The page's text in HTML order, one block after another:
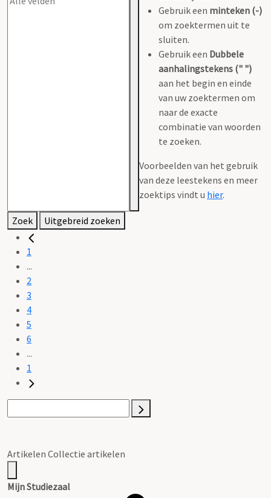
Gebruik een minteken (-)
om zoektermen uit te
sluiten.
Gebruik een Dubbele
aanhalingstekens (" ")
aan het begin en einde
van uw zoektermen om
naar de exacte
combinatie van woorden
te zoeken.
Voorbeelden van het gebruik
van deze leestekens en meer
zoektips vindt u hier.
Zoek Uitgebreid zoeken
1
...
2
3
4
5
6
...
1
Artikelen Collectie artikelen
Mijn Studiezaal